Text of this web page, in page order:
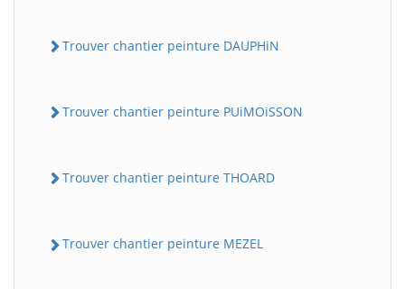
Trouver chantier peinture DAUPHiN
Trouver chantier peinture PUiMOiSSON
Trouver chantier peinture THOARD
Trouver chantier peinture MEZEL